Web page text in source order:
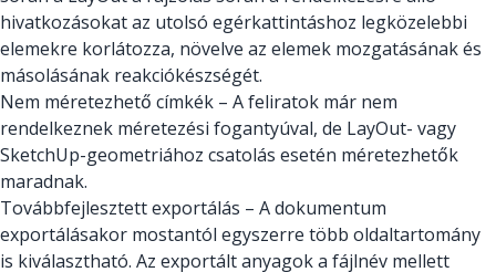
hivatkozásokat az utolsó egérkattintáshoz legközelebbi
elemekre korlátozza, növelve az elemek mozgatásának és
másolásának reakciókészségét.
Nem méretezhető címkék – A feliratok már nem
rendelkeznek méretezési fogantyúval, de LayOut- vagy
SketchUp-geometriához csatolás esetén méretezhetők
maradnak.
Továbbfejlesztett exportálás – A dokumentum
exportálásakor mostantól egyszerre több oldaltartomány
is kiválasztható. Az exportált anyagok a fájlnév mellett